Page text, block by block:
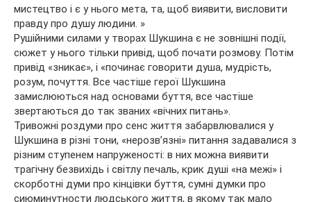
мистецтво і є у нього мета, та, щоб виявити, висловити
правду про душу людини. »
Рушійними силами у творах Шукшина є не зовнішні події,
сюжет у нього тільки привід, щоб почати розмову. Потім
привід «зникає», і «починає говорити душа, мудрість,
розум, почуття. Все частіше герої Шукшина
замислюються над основами буття, все частіше
звертаються до так званих «вічних питань».
Тривожні роздуми про сенс життя забарвлювалися у
Шукшина в різні тони, «нерозв’язні» питання задавалися з
різним ступенем напруженості: в них можна виявити
трагічну безвихідь і світлу печаль, крик душі «на межі» і
скорботні думи про кінцівки буття, сумні думки про
сиюминутности людського життя, в якому так мало